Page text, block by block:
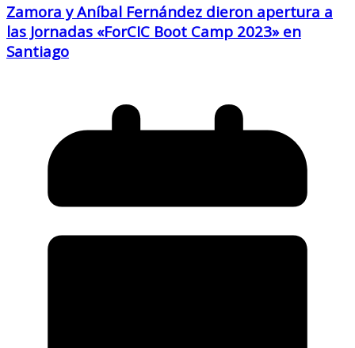
Zamora y Aníbal Fernández dieron apertura a
las Jornadas «ForCIC Boot Camp 2023» en
Santiago